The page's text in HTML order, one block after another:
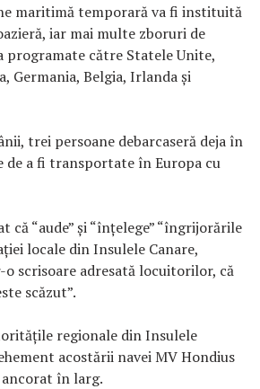
maritimă temporară va fi instituită
iar mai multe zboruri de
programate către Statele Unite,
Germania, Belgia, Irlanda şi
trei persoane debarcaseră deja în
de a fi transportate în Europa cu
că “aude” şi “înţelege” “îngrijorările
locale din Insulele Canare,
scrisoare adresată locuitorilor, că
scăzut”.
regionale din Insulele
acostării navei MV Hondius
în larg.